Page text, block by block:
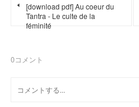
[download pdf] Au coeur du
Tantra - Le culte de la
féminité
0コメント